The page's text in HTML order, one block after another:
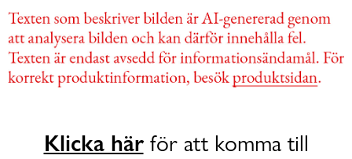
Klicka härför att komma till